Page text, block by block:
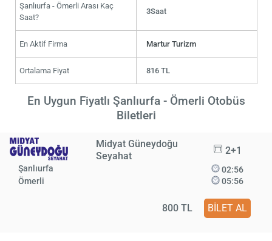
Şanlıurfa - Ömerli Arası Kaç
Saat?
3Saat
En Aktif Firma Martur Turizm
Ortalama Fiyat 816 TL
En Uygun Fiyatlı Şanlıurfa - Ömerli Otobüs
Biletleri
Midyat Güneydoğu
Seyahat
2+1
Şanlıurfa
Ömerli
02:56
05:56
800 TL BİLET AL